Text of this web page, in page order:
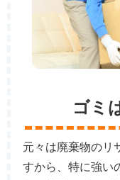
ゴミ
元々は廃棄物のリ
すから、特に強い